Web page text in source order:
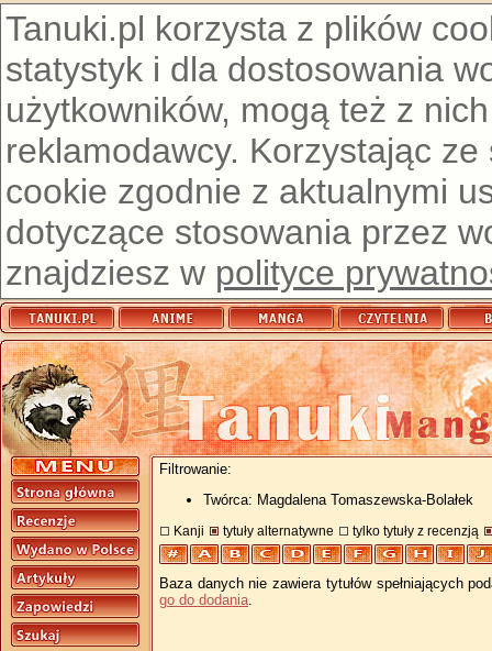
Tanuki.pl korzysta z plików
statystyk i dla dostosowania
użytkowników, mogą też z
reklamodawcy. Korzystając
cookie zgodnie z aktualnymi
dotyczące stosowania przez
znajdziesz w polityce
Filtrowanie:
Twórca: Magdalena Tomaszewska-Bolałek
Kanji tytuły alternatywne tylko tytuły z recenzją
Baza danych nie zawiera tytułów spełniających
go do dodania.